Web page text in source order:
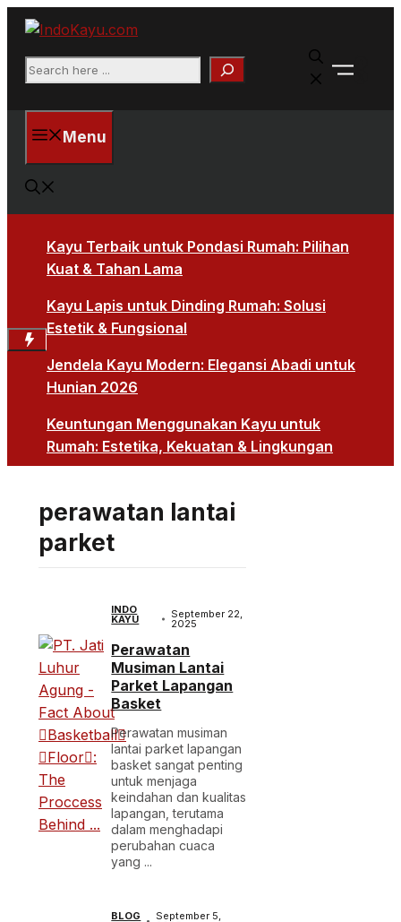
Skip
content
Search
X
Menu
Kayu Terbaik untuk Pondasi Rumah: Pilihan
Kuat & Tahan Lama
Kayu Lapis untuk Dinding Rumah: Solusi
Estetik & Fungsional
Jendela Kayu Modern: Elegansi Abadi untuk
Hunian 2026
Keuntungan Menggunakan Kayu untuk
Rumah: Estetika, Kekuatan & Lingkungan
perawatan lantai
parket
INDO
KAYU September 22,
2025
Perawatan
Musiman Lantai
Parket Lapangan
Basket
Perawatan musiman
lantai parket lapangan
basket sangat penting
untuk menjaga
keindahan dan kualitas
lapangan, terutama
dalam menghadapi
perubahan cuaca
yang ...
BLOG September 5,